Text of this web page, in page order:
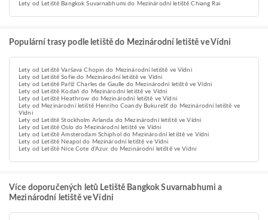
Lety od Letiště Bangkok Suvarnabhumi do Mezinárodní letiště Chiang Rai
Populární trasy podle letiště do Mezinárodní letiště ve Vídni
Lety od Letiště Varšava Chopin do Mezinárodní letiště ve Vídni
Lety od Letiště Sofie do Mezinárodní letiště ve Vídni
Lety od Letiště Paříž Charles de Gaulle do Mezinárodní letiště ve Vídni
Lety od Letiště Kodaň do Mezinárodní letiště ve Vídni
Lety od Letiště Heathrow do Mezinárodní letiště ve Vídni
Lety od Mezinárodní letiště Henriho Coandy Bukurešť do Mezinárodní letiště ve
Vídni
Lety od Letiště Stockholm Arlanda do Mezinárodní letiště ve Vídni
Lety od Letiště Oslo do Mezinárodní letiště ve Vídni
Lety od Letiště Amsterodam Schiphol do Mezinárodní letiště ve Vídni
Lety od Letiště Neapol do Mezinárodní letiště ve Vídni
Lety od Letiště Nice Cote d'Azur do Mezinárodní letiště ve Vídni
Více doporučených letů Letiště Bangkok Suvarnabhumi a
Mezinárodní letiště ve Vídni